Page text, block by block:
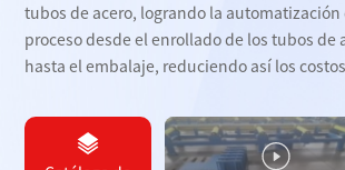
tubos de acero, logrando la automatización
proceso desde el enrollado de los tubos de
hasta el embalaje, reduciendo así los